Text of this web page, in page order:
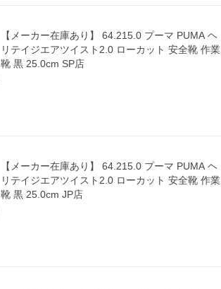
【メーカー在庫あり】 64.215.0 プーマ PUMA ヘ
リテイジエアツイスト2.0 ローカット 安全靴 作業
靴 黒 25.0cm SP店
【メーカー在庫あり】 64.215.0 プーマ PUMA ヘ
リテイジエアツイスト2.0 ローカット 安全靴 作業
靴 黒 25.0cm JP店